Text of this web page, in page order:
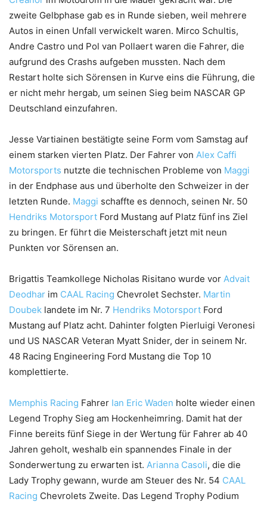
zweite Gelbphase gab es in Runde sieben, weil mehrere
Autos in einen Unfall verwickelt waren. Mirco Schultis,
Andre Castro und Pol van Pollaert waren die Fahrer, die
aufgrund des Crashs aufgeben mussten. Nach dem
Restart holte sich Sörensen in Kurve eins die Führung, die
er nicht mehr hergab, um seinen Sieg beim NASCAR GP
Deutschland einzufahren.
Jesse Vartiainen bestätigte seine Form vom Samstag auf
einem starken vierten Platz. Der Fahrer von Alex Caffi
Motorsports nutzte die technischen Probleme von Maggi
in der Endphase aus und überholte den Schweizer in der
letzten Runde. Maggi schaffte es dennoch, seinen Nr. 50
Hendriks Motorsport Ford Mustang auf Platz fünf ins Ziel
zu bringen. Er führt die Meisterschaft jetzt mit neun
Punkten vor Sörensen an.
Brigattis Teamkollege Nicholas Risitano wurde vor Advait
Deodhar im CAAL Racing Chevrolet Sechster. Martin
Doubek landete im Nr. 7 Hendriks Motorsport Ford
Mustang auf Platz acht. Dahinter folgten Pierluigi Veronesi
und US NASCAR Veteran Myatt Snider, der in seinem Nr.
48 Racing Engineering Ford Mustang die Top 10
komplettierte.
Memphis Racing Fahrer Ian Eric Waden holte wieder einen
Legend Trophy Sieg am Hockenheimring. Damit hat der
Finne bereits fünf Siege in der Wertung für Fahrer ab 40
Jahren geholt, weshalb ein spannendes Finale in der
Sonderwertung zu erwarten ist. Arianna Casoli, die die
Lady Trophy gewann, wurde am Steuer des Nr. 54 CAAL
Racing Chevrolets Zweite. Das Legend Trophy Podium